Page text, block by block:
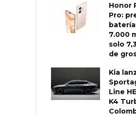
Honor
Pro:
7.000
solo
de
Kia
Line
K4